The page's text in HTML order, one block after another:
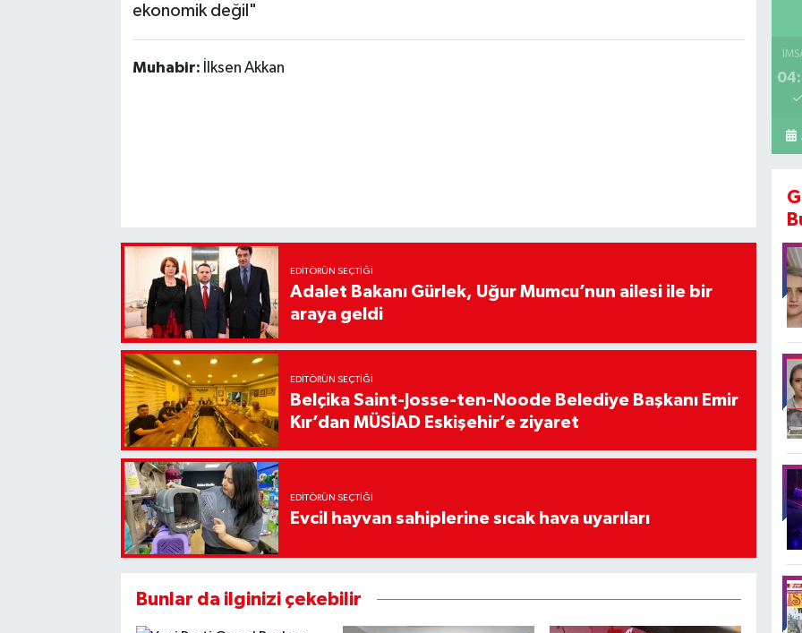
ekonomik değil"
Muhabir: İlksen Akkan
EDITÖRÜN SEÇTIĞI
Adalet Bakanı Gürlek, Uğur Mumcu’nun ailesi ile bir
araya geldi
EDITÖRÜN SEÇTIĞI
Belçika Saint-Josse-ten-Noode Belediye Başkanı Emir
Kır’dan MÜSİAD Eskişehir’e ziyaret
EDITÖRÜN SEÇTIĞI
Evcil hayvan sahiplerine sıcak hava uyarıları
Bunlar da ilginizi çekebilir